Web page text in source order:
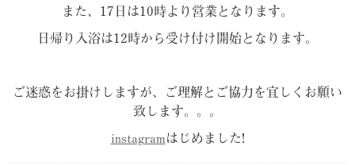
また、17日は10時より営業となります。
日帰り入浴は12時から受け付け開始となります。
ご迷惑をお掛けしますが、ご理解とご協力を宜しくお願い
致します。。。
instagramはじめました!